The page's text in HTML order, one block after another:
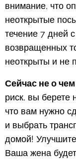
внимание, что
неоткрытые
течение 7 дней
возвращенных
неоткрыты и не
Сейчас не о
риск, вы берете
что вам нужно
и выбрать
домой!
Ваша жена